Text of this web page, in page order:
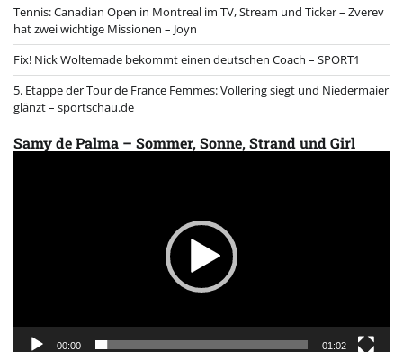
Tennis: Canadian Open in Montreal im TV, Stream und Ticker – Zverev
hat zwei wichtige Missionen – Joyn
Fix! Nick Woltemade bekommt einen deutschen Coach – SPORT1
5. Etappe der Tour de France Femmes: Vollering siegt und Niedermaier
glänzt – sportschau.de
Samy de Palma – Sommer, Sonne, Strand und Girl
00:00 01:02